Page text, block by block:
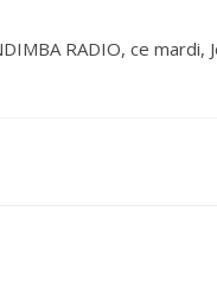
RADIO, ce mardi,